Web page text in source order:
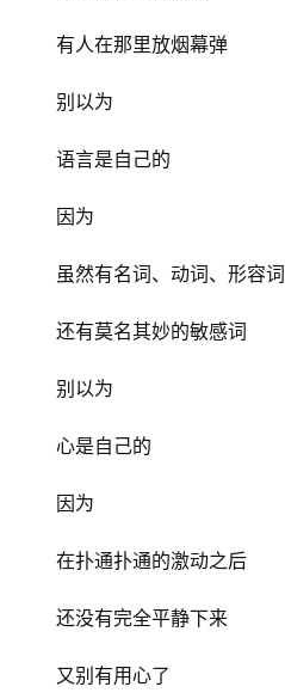
有人在那里放烟幕弹
别以为
语言是自己的
因为
虽然有名词、动词、形容词
还有莫名其妙的敏感词
别以为
心是自己的
因为
在扑通扑通的激动之后
还没有完全平静下来
又别有用心了